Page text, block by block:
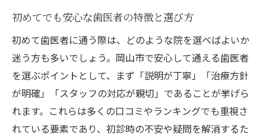
初めてでも安心な歯医者の特徴と選び方
初めて歯医者に通う際は、どのような院を選べばよいか
迷う方も多いでしょう。岡山市で安心して通える歯医者
を選ぶポイントとして、まず「説明が丁寧」「治療方針
が明確」「スタッフの対応が親切」であることが挙げら
れます。これらは多くの口コミやランキングでも重視さ
れている要素であり、初診時の不安や疑問を解消するた